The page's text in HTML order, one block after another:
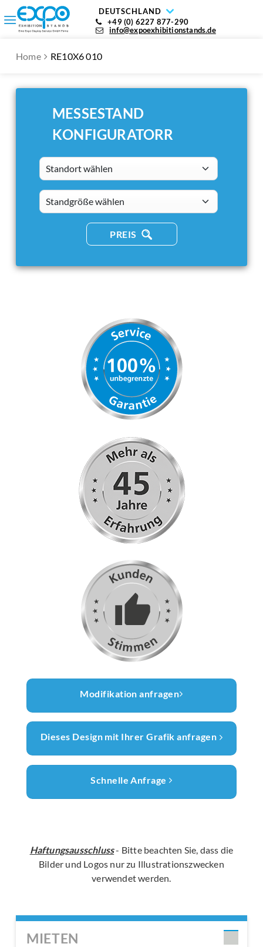
DEUTSCHLAND
+49 (0) 6227 877-290
info@expoexhibitionstands.de
Home RE10X6 010
MESSESTAND
KONFIGURATORR
Standort wählen
standsizes
PREIS
Modifikation anfragen
Dieses Design mit Ihrer Grafik anfragen
Schnelle Anfrage
Haftungsausschluss- Bitte beachten Sie, dass die
Bilder und Logos nur zu Illustrationszwecken
verwendet werden.
MIETEN